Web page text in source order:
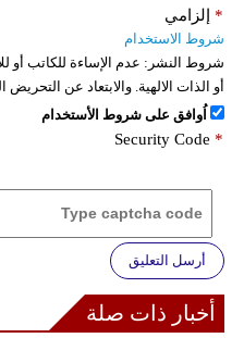
إلزامي *
شروط الاستخدام
شروط النشر: عدم الإساءة للكاتب أو
أو الذات الالهية. والابتعاد عن
اُوافق على شروط الأستخدام
Security Code *
أرسل التعليق
أخبار ذات صلة